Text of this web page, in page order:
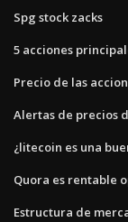
Spg stock zacks
5 acciones
Precio de las
Alertas de precios
¿litecoin es una
Quora es rentable
Estructura de